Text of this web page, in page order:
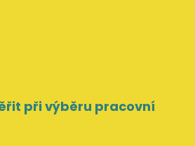
při výběru pracovní